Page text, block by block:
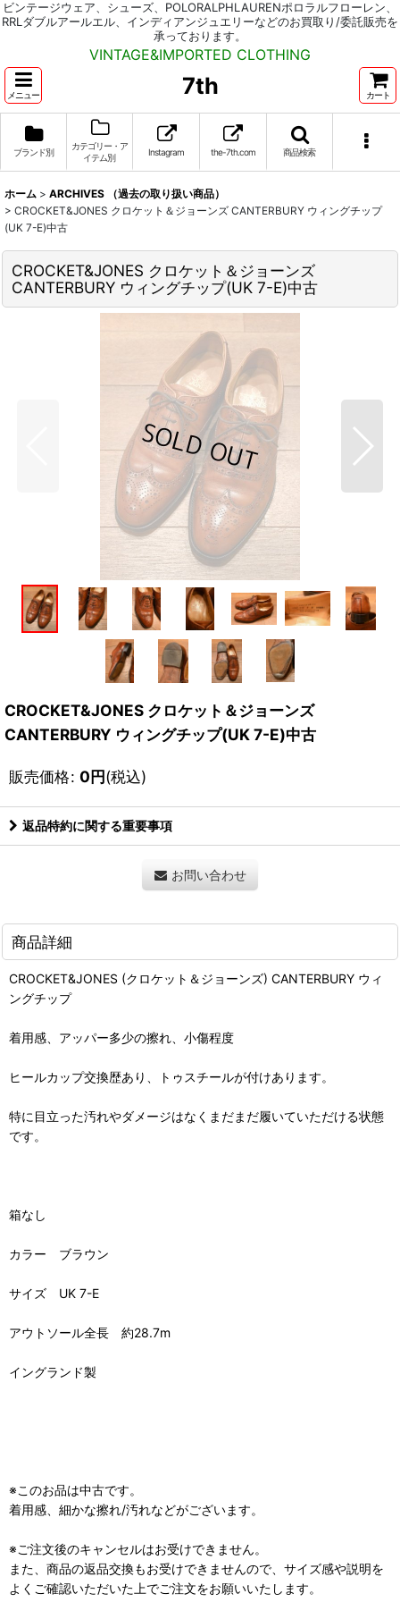
ビンテージウェア、シューズ、POLORALPHLAURENポロラルフローレン、
RRLダブルアールエル、インディアンジュエリーなどのお買取り/委託販売を
承っております。
VINTAGE&IMPORTED CLOTHING
メニュー 7th カート
ブランド別
カテゴリー・ア
イテム別
Instagram the-7th.com 商品検索
ホーム > ARCHIVES （過去の取り扱い商品）
> CROCKET&JONES クロケット＆ジョーンズ CANTERBURY ウィングチップ
(UK 7-E)中古
CROCKET&JONES クロケット＆ジョーンズ
CANTERBURY ウィングチップ(UK 7-E)中古
CROCKET&JONES クロケット＆ジョーンズ
CANTERBURY ウィングチップ(UK 7-E)中古
販売価格: 0円(税込)
返品特約に関する重要事項
お問い合わせ
商品詳細
CROCKET&JONES (クロケット＆ジョーンズ) CANTERBURY ウィ
ングチップ
着用感、アッパー多少の擦れ、小傷程度
ヒールカップ交換歴あり、トゥスチールが付けあります。
特に目立った汚れやダメージはなくまだまだ履いていただける状態
です。
箱なし
カラー ブラウン
サイズ UK 7-E
アウトソール全長 約28.7m
イングランド製
※このお品は中古です。
着用感、細かな擦れ/汚れなどがございます。
※ご注文後のキャンセルはお受けできません。
また、商品の返品交換もお受けできませんので、サイズ感や説明を
よくご確認いただいた上でご注文をお願いいたします。